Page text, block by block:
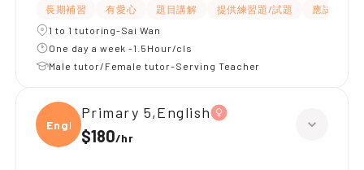
長期補習 有愛心 題目講解 提供練習題/試題
應試策略
1 to 1 tutoring-Sai Wan
One day a week -1.5Hour/cls
Male tutor/Female tutor-Serving Teacher
Engli
Primary 5,English
$180/hr